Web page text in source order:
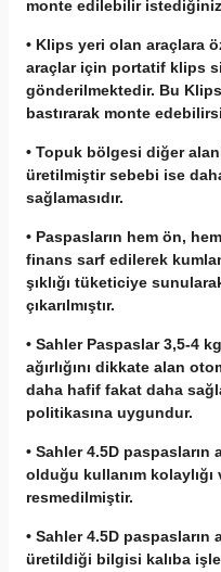
monte edilebilir
• Klips yeri olan araçlara
araçlar için portatif klips
gönderilmektedir. Bu
bastırarak monte
• Topuk bölgesi diğer
üretilmiştir sebebi ise
sağlamasıdır.
• Paspasların hem ön,
finans sarf edilerek
şıklığı tüketiciye
çıkarılmıştır.
• Sahler Paspaslar 3,5-4
ağırlığını dikkate alan
daha hafif fakat daha
politikasına uygundur.
• Sahler 4.5D paspasların
olduğu kullanım
resmedilmiştir.
• Sahler 4.5D paspasların
üretildiği bilgisi kalıba